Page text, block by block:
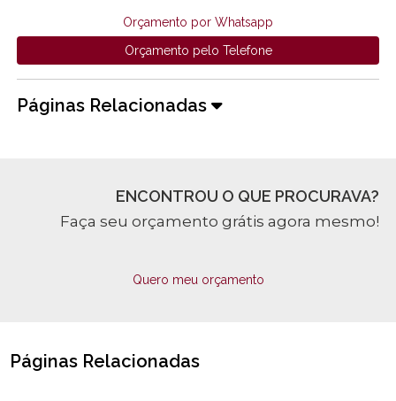
Orçamento por Whatsapp
Orçamento pelo Telefone
Páginas Relacionadas
ENCONTROU O QUE PROCURAVA?
Faça seu orçamento grátis agora mesmo!
Quero meu orçamento
Páginas Relacionadas